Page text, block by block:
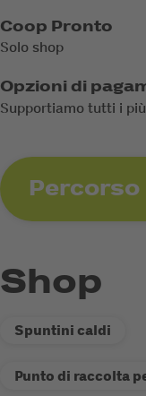
Coop Pronto
Solo shop
Opzioni di
Supportiamo tutti i
Percorso
Shop
Spuntini caldi
Punto di raccolta